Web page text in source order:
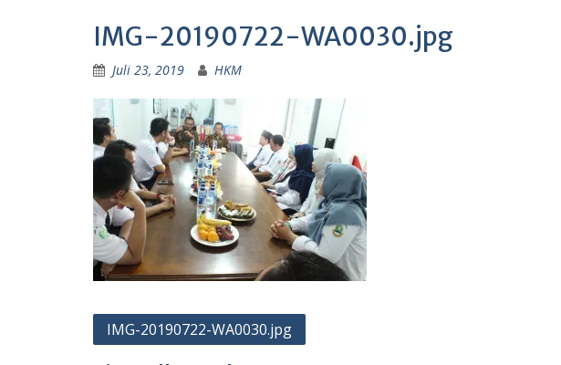
IMG-20190722-WA0030.jpg
Juli 23, 2019 HKM
Navigasi
IMG-20190722-WA0030.jpg